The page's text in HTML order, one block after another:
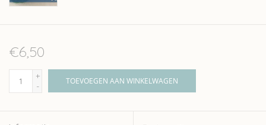
€6,50
+
-
TOEVOEGEN AAN WINKELWAGEN